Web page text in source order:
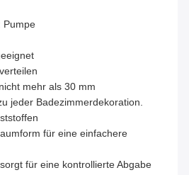
Pumpe
mehr als 30 mm
jeder Badezimmerdekoration.
für eine einfachere
für eine kontrollierte Abgabe